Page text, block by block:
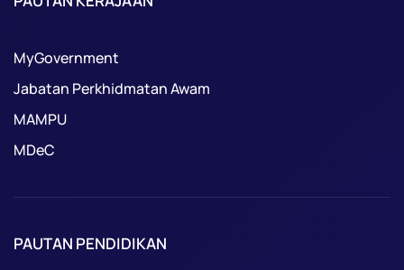
MyGovernment
Jabatan Perkhidmatan Awam
MAMPU
MDeC
PAUTAN PENDIDIKAN